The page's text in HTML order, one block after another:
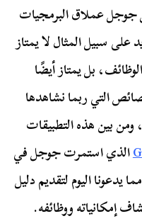
جوجل عملاق البرمجيات
سبيل المثال لا يمتاز
بل يمتاز أيضًا
التي ربما نشاهدها
ومن بين هذه التطبيقات
الذي استمرت جوجل في
اليوم لتقديم دليل